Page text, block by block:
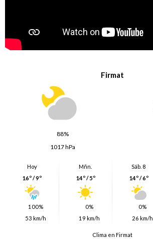
Firmat
88%
1017 hPa
Hoy
16º / 9º
100%
53 km/h
Mñn.
14º / 5º
0%
19 km/h
Sáb. 8
14º / 6º
0%
26 km/h
Clima en Firmat